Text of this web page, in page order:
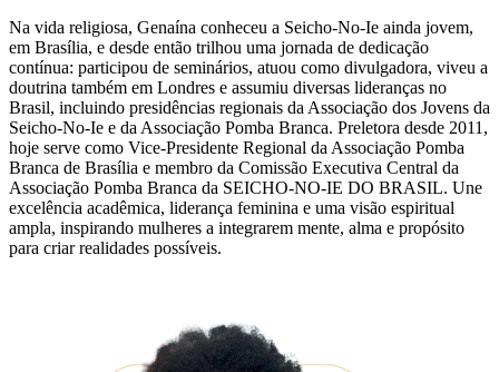
Na vida religiosa, Genaína conheceu a Seicho-No-Ie ainda jovem,
em Brasília, e desde então trilhou uma jornada de dedicação
contínua: participou de seminários, atuou como divulgadora, viveu a
doutrina também em Londres e assumiu diversas lideranças no
Brasil, incluindo presidências regionais da Associação dos Jovens da
Seicho-No-Ie e da Associação Pomba Branca. Preletora desde 2011,
hoje serve como Vice-Presidente Regional da Associação Pomba
Branca de Brasília e membro da Comissão Executiva Central da
Associação Pomba Branca da SEICHO-NO-IE DO BRASIL. Une
excelência acadêmica, liderança feminina e uma visão espiritual
ampla, inspirando mulheres a integrarem mente, alma e propósito
para criar realidades possíveis.